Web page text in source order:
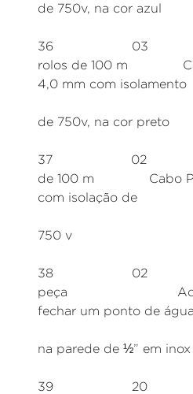
de 750v, na cor azul
36
rolos de 100 m
4,0 mm com isolamento
de 750v, na cor preto
37 02
de 100 m Cabo PP
com isolação de
750 v
38
peça
fechar um ponto de água
na parede de ½” em inox
39